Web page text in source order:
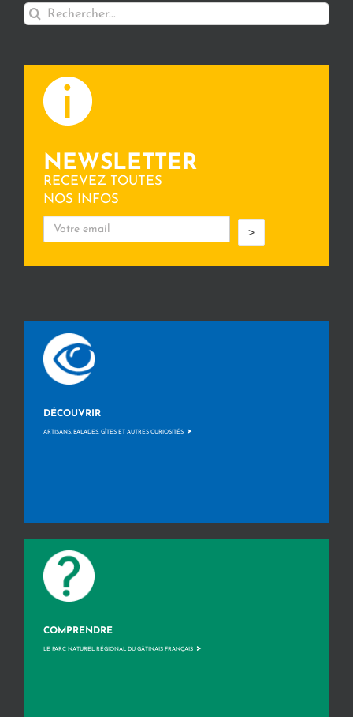
Rechercher:
NEWSLETTER
RECEVEZ TOUTES
NOS INFOS
>
DÉCOUVRIR
ARTISANS, BALADES, GÎTES ET AUTRES CURIOSITÉS >
COMPRENDRE
LE PARC NATUREL RÉGIONAL DU GÂTINAIS FRANÇAIS >